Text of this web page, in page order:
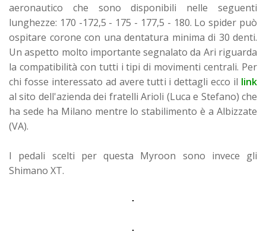
aeronautico che sono disponibili nelle seguenti
lunghezze: 170 -172,5 - 175 - 177,5 - 180. Lo spider può
ospitare corone con una dentatura minima di 30 denti.
Un aspetto molto importante segnalato da Ari riguarda
la compatibilità con tutti i tipi di movimenti centrali. Per
chi fosse interessato ad avere tutti i dettagli ecco il link
al sito dell'azienda dei fratelli Arioli (Luca e Stefano) che
ha sede ha Milano mentre lo stabilimento è a Albizzate
(VA).
I pedali scelti per questa Myroon sono invece gli
Shimano XT.